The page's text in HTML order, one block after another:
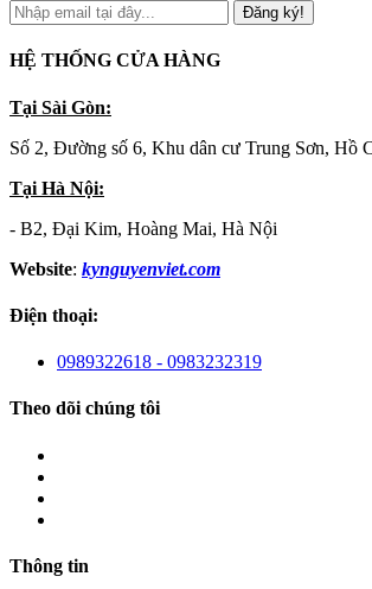
Đăng ký!
HỆ THỐNG CỬA HÀNG
Tại Sài Gòn:
Số 2, Đường số 6, Khu dân cư Trung Sơn, Hồ
Tại Hà Nội:
- B2, Đại Kim, Hoàng Mai, Hà Nội
Website: kynguyenviet.com
Điện thoại:
0989322618 - 0983232319
Theo dõi chúng tôi
Thông tin